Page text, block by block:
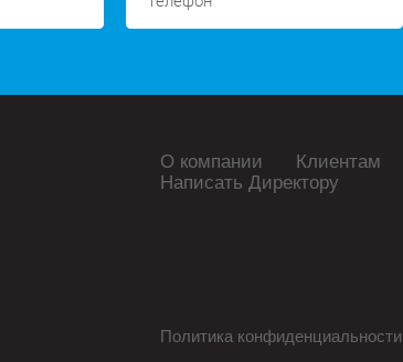
О компании Клиентам
Написать Директору
Политика конфиденциальности